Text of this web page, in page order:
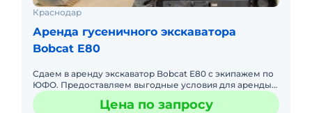
Краснодар
Аренда гусеничного экскаватора
Bobcat E80
Сдаем в аренду экскаватор Bobcat E80 с экипажем по
ЮФО. Предоставляем выгодные условия для аренды
экскаватора Bobcat E80 в Южном федеральном
округе. Кроме арендЦена по запросу